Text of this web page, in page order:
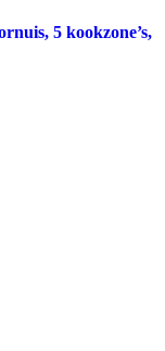
5 kookzone’s,